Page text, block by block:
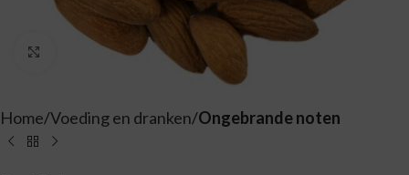
Vergroten
Home Voeding en dranken Ongebrande noten